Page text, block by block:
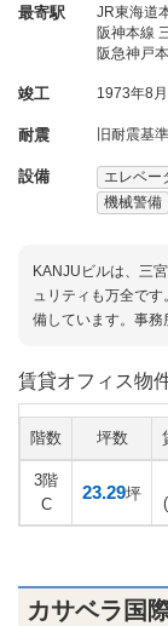
最寄駅
JR東海道
阪神本線
阪急神戸
竣工 1973年8月
耐震 旧耐震基準
設備 エレベー
機械警備
KANJUビルは、三
ュリティも万全で
備しています。事務
賃貸オフィス物
階数 坪数
3階
C
23.29坪
カサベラ国